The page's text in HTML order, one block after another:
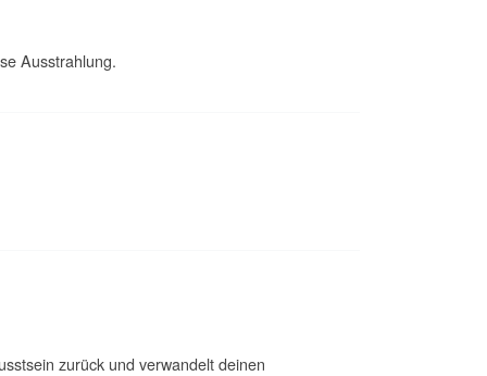
Ausstrahlung.
zurück und verwandelt deinen